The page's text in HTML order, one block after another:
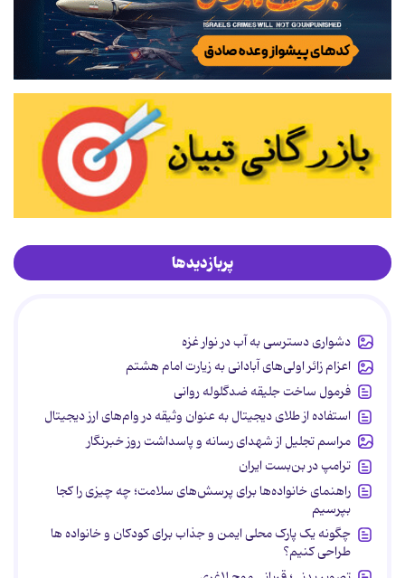
پربازدیدها
دشواری دسترسی به آب در نوار غزه
اعزام زائر اولی‌های آبادانی به زیارت امام هشتم
فرمول ساخت جلیقه ضدگلوله روانی
استفاده از طلای دیجیتال به عنوان وثیقه در وام‌های ارز دیجیتال
مراسم تجلیل از شهدای رسانه و پاسداشت روز خبرنگار
ترامپ در بن‌بست ایران
راهنمای خانواده‌ها برای پرسش‌های سلامت؛ چه چیزی را کجا
بپرسیم
چگونه یک پارک محلی ایمن و جذاب برای کودکان و خانواده ها
طراحی کنیم؟